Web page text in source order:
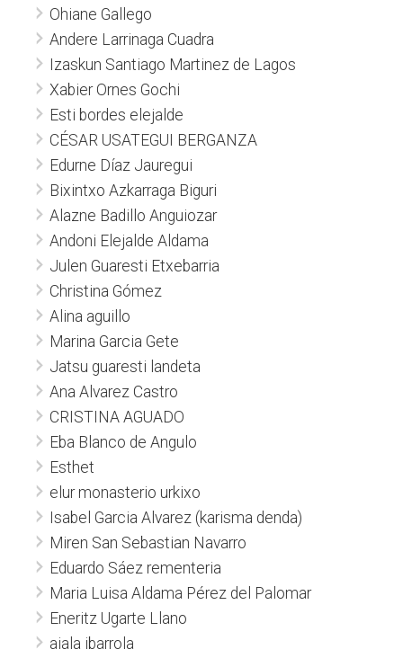
Ohiane Gallego
Andere Larrinaga Cuadra
Izaskun Santiago Martinez de Lagos
Xabier Ornes Gochi
Esti bordes elejalde
CÉSAR USATEGUI BERGANZA
Edurne Díaz Jauregui
Bixintxo Azkarraga Biguri
Alazne Badillo Anguiozar
Andoni Elejalde Aldama
Julen Guaresti Etxebarria
Christina Gómez
Alina aguillo
Marina Garcia Gete
Jatsu guaresti landeta
Ana Alvarez Castro
CRISTINA AGUADO
Eba Blanco de Angulo
Esthet
elur monasterio urkixo
Isabel Garcia Alvarez (karisma denda)
Miren San Sebastian Navarro
Eduardo Sáez rementeria
Maria Luisa Aldama Pérez del Palomar
Eneritz Ugarte Llano
aiala ibarrola